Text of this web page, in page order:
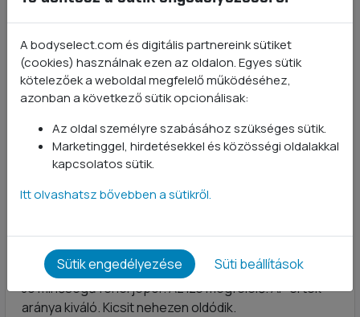
zacskóban.
A kávé ízt nem ajánlom :(
Marci- 2022-02-10
Szerencse hogy csak 2*30g-os kávésat rendeltem.
Sajnos borzasztóan gagyi instant kávé íze van és
nem is édes. Alig bírtam meginni. Azt hittem ez olyan
lesz mint a többi termék mert azok prémium
minőségűek de ilyet soha többet nem rendelek.
Elégedett vásárló
Vásárló- 2022-01-13
Jó minőségű fehérjepor. Az íze megfelelő. Ár-érték
aránya kiváló. Kicsit nehezen oldódik.
A bodyselect.com és digitális partnereink sütiket
(cookies) használnak ezen az oldalon. Egyes sütik
kötelezőek a weboldal megfelelő működéséhez,
azonban a következő sütik opcionálisak:
Az oldal személyre szabásához szükséges sütik.
Marketinggel, hirdetésekkel és közösségi oldalakkal
kapcsolatos sütik.
Itt olvashatsz bővebben a sütikről.
Sütik engedélyezése Süti beállítások